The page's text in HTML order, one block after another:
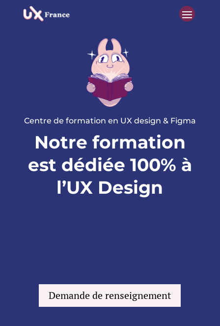
Centre de formation en UX design & Figma
Notre formation
est dédiée 100% à
l’UX Design
Demande de renseignement